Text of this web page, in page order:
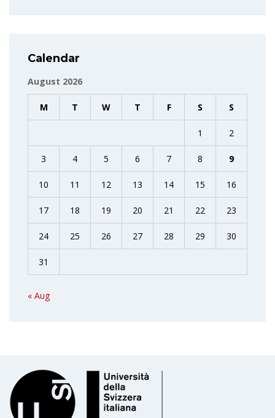
Calendar
August 2026
M T W T F S S
1 2
3 4 5 6 7 8 9
10 11 12 13 14 15 16
17 18 19 20 21 22 23
24 25 26 27 28 29 30
31
« Aug